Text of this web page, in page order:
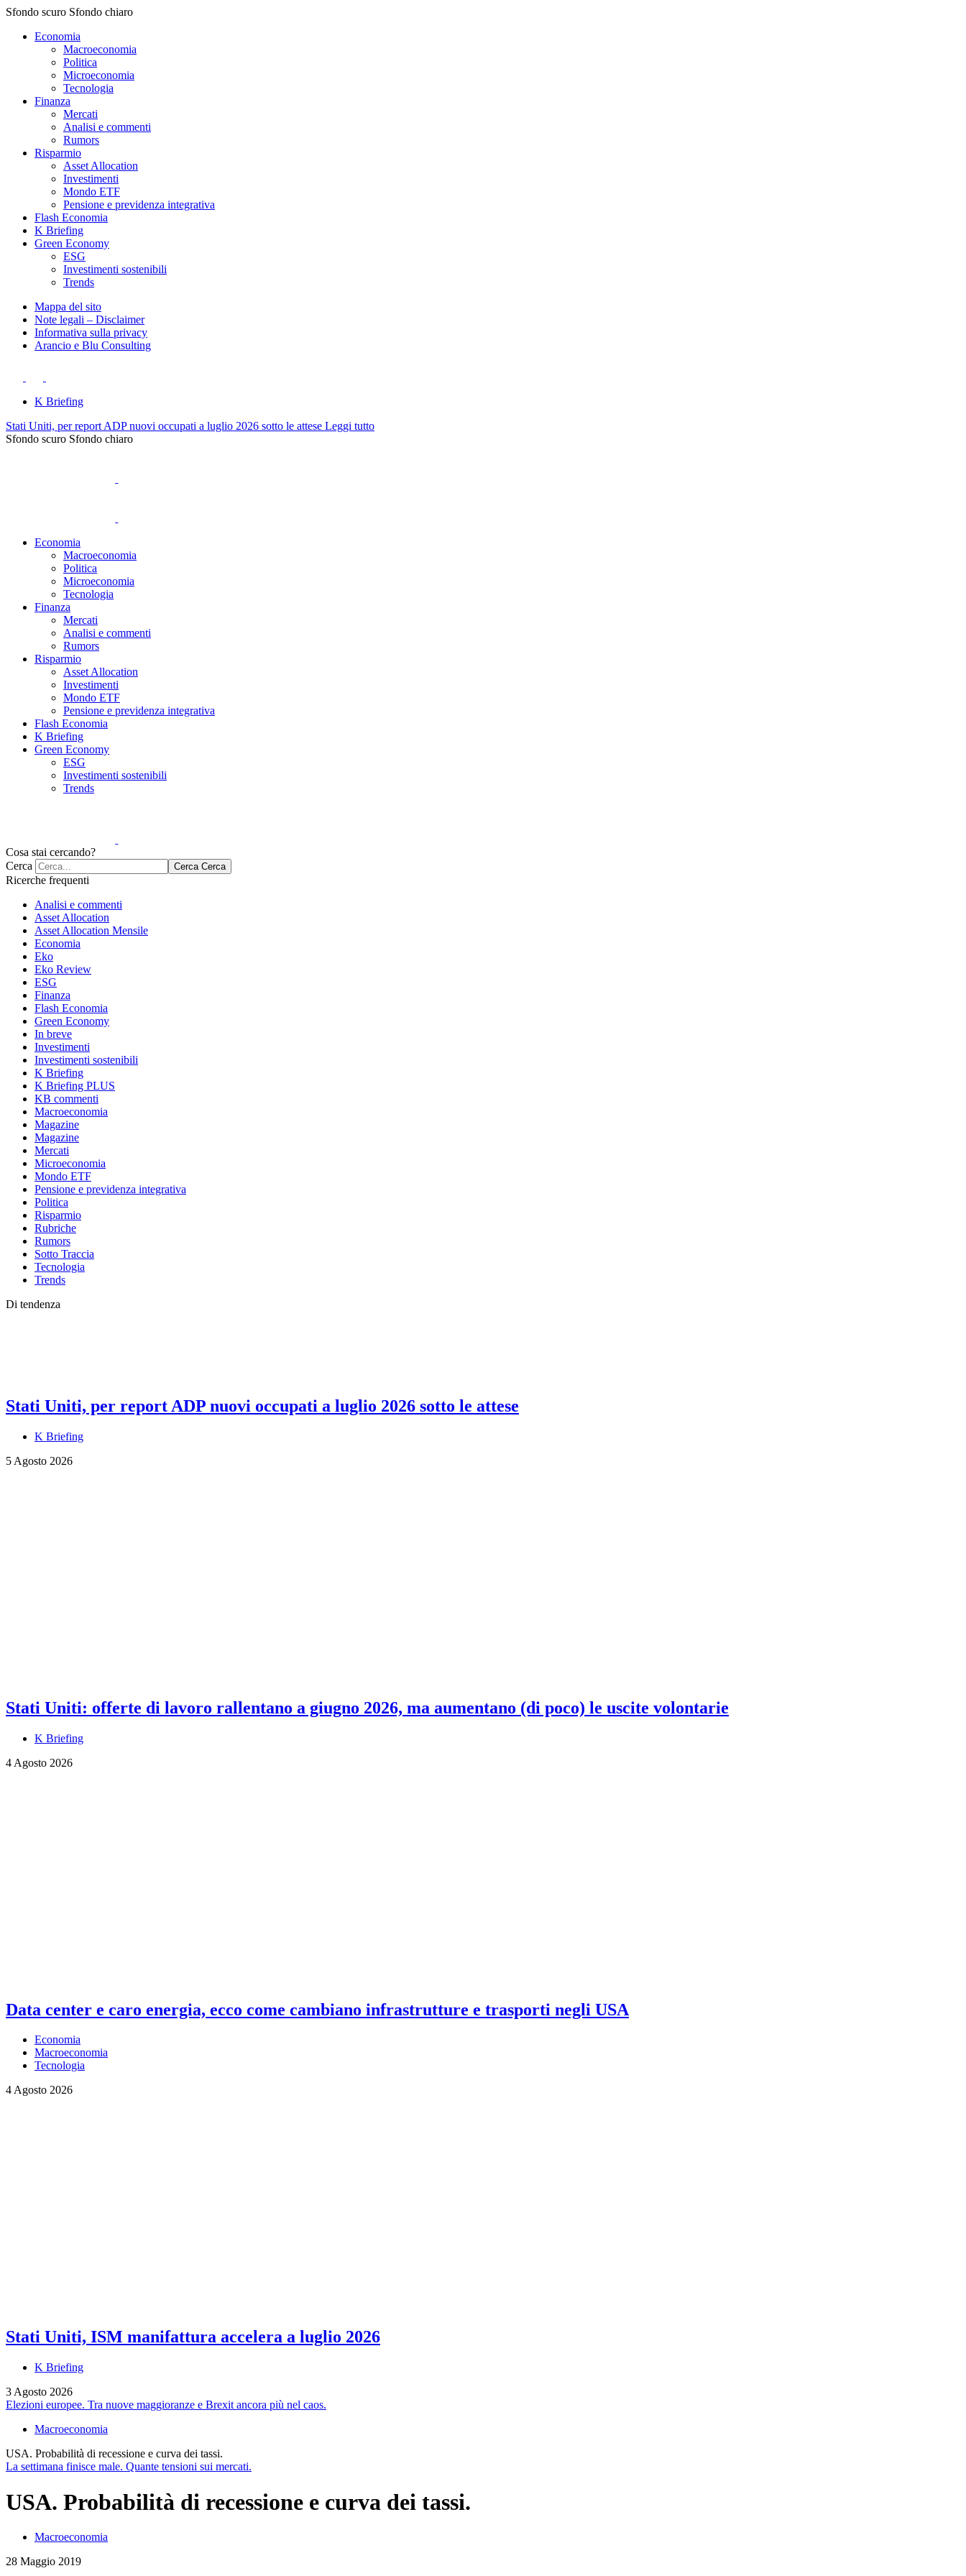
Sfondo scuro Sfondo chiaro
Economia
Macroeconomia
Politica
Microeconomia
Tecnologia
Finanza
Mercati
Analisi e commenti
Rumors
Risparmio
Asset Allocation
Investimenti
Mondo ETF
Pensione e previdenza integrativa
Flash Economia
K Briefing
Green Economy
ESG
Investimenti sostenibili
Trends
Mappa del sito
Note legali – Disclaimer
Informativa sulla privacy
Arancio e Blu Consulting
K Briefing
Stati Uniti, per report ADP nuovi occupati a luglio 2026 sotto le attese Leggi tutto
Sfondo scuro Sfondo chiaro
Economia
Macroeconomia
Politica
Microeconomia
Tecnologia
Finanza
Mercati
Analisi e commenti
Rumors
Risparmio
Asset Allocation
Investimenti
Mondo ETF
Pensione e previdenza integrativa
Flash Economia
K Briefing
Green Economy
ESG
Investimenti sostenibili
Trends
Cosa stai cercando?
Cerca
Cerca Cerca
Ricerche frequenti
Analisi e commenti
Asset Allocation
Asset Allocation Mensile
Economia
Eko
Eko Review
ESG
Finanza
Flash Economia
Green Economy
In breve
Investimenti
Investimenti sostenibili
K Briefing
K Briefing PLUS
KB commenti
Macroeconomia
Magazine
Magazine
Mercati
Microeconomia
Mondo ETF
Pensione e previdenza integrativa
Politica
Risparmio
Rubriche
Rumors
Sotto Traccia
Tecnologia
Trends
Di tendenza
Stati Uniti, per report ADP nuovi occupati a luglio 2026 sotto le attese
K Briefing
5 Agosto 2026
Stati Uniti: offerte di lavoro rallentano a giugno 2026, ma aumentano (di poco) le uscite volontarie
K Briefing
4 Agosto 2026
Data center e caro energia, ecco come cambiano infrastrutture e trasporti negli USA
Economia
Macroeconomia
Tecnologia
4 Agosto 2026
Stati Uniti, ISM manifattura accelera a luglio 2026
K Briefing
3 Agosto 2026
Elezioni europee. Tra nuove maggioranze e Brexit ancora più nel caos.
Macroeconomia
USA. Probabilità di recessione e curva dei tassi.
La settimana finisce male. Quante tensioni sui mercati.
USA. Probabilità di recessione e curva dei tassi.
Macroeconomia
28 Maggio 2019